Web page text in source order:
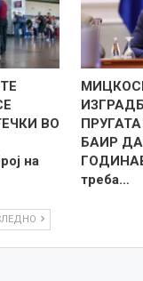
ВО
на
БАИР
треба…